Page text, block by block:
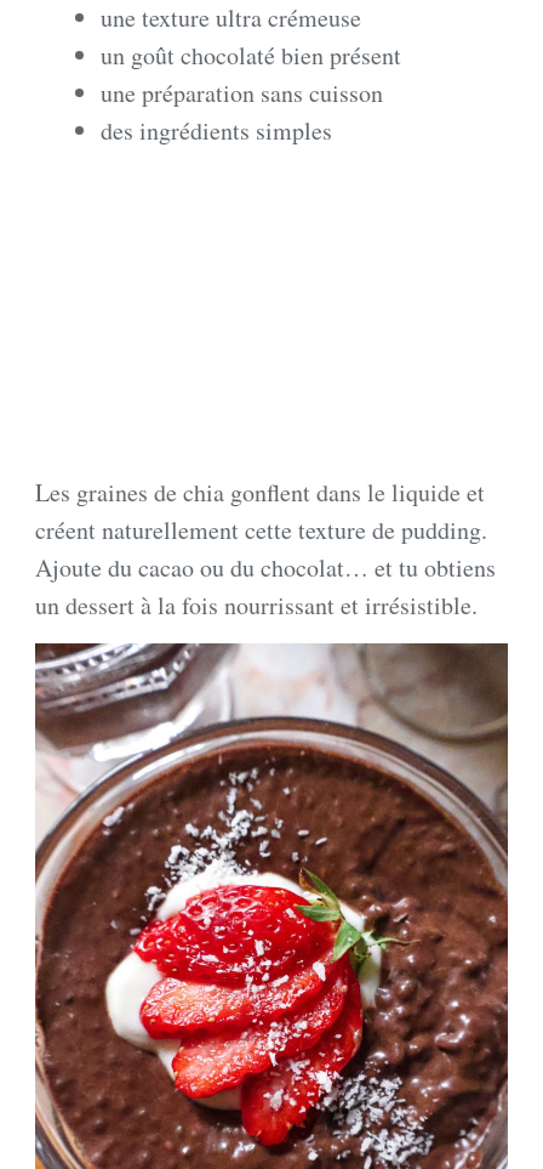
une texture ultra crémeuse
un goût chocolaté bien présent
une préparation sans cuisson
des ingrédients simples
Les graines de chia gonflent dans le liquide et
créent naturellement cette texture de pudding.
Ajoute du cacao ou du chocolat… et tu obtiens
un dessert à la fois nourrissant et irrésistible.